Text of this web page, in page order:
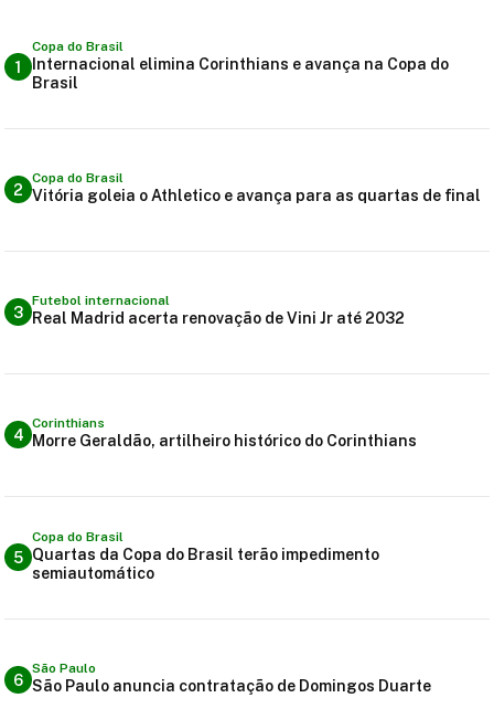
1
Copa do Brasil
Internacional elimina Corinthians e avança na Copa do
Brasil
2
Copa do Brasil
Vitória goleia o Athletico e avança para as quartas de final
3
Futebol internacional
Real Madrid acerta renovação de Vini Jr até 2032
4
Corinthians
Morre Geraldão, artilheiro histórico do Corinthians
5
Copa do Brasil
Quartas da Copa do Brasil terão impedimento
semiautomático
6
São Paulo
São Paulo anuncia contratação de Domingos Duarte